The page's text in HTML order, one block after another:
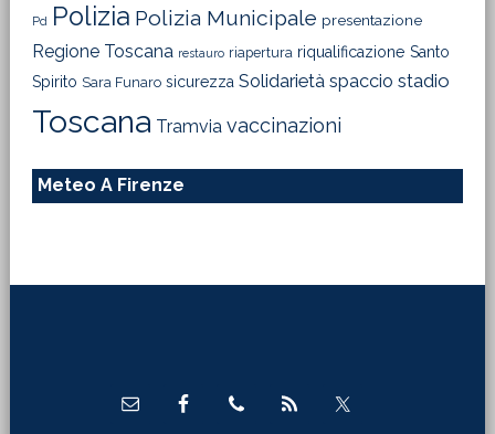
Pd Polizia Polizia Municipale presentazione
Regione Toscana restauro riapertura riqualificazione Santo
Spirito Sara Funaro sicurezza Solidarietà spaccio stadio
Toscana Tramvia vaccinazioni
Meteo A Firenze